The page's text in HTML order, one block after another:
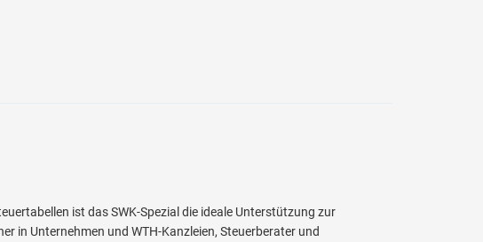
ist das SWK-Spezial die ideale Unterstützung zur
in Unternehmen und WTH-Kanzleien, Steuerberater und